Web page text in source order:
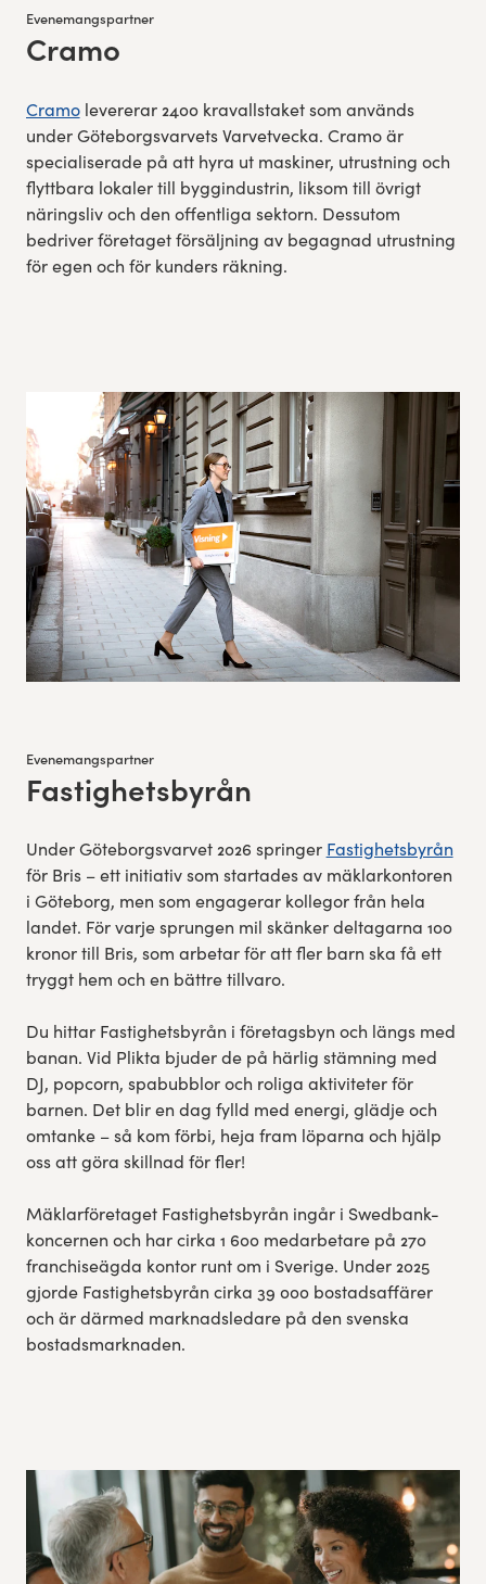
Evenemangspartner
:Cramo
Cramolevererar 2400 kravallstaket som används
under Göteborgsvarvets Varvetvecka. Cramo är
specialiserade på att hyra ut maskiner, utrustning och
flyttbara lokaler till byggindustrin, liksom till övrigt
näringsliv och den offentliga sektorn. Dessutom
bedriver företaget försäljning av begagnad utrustning
för egen och för kunders räkning.
Evenemangspartner
:Fastighetsbyrån
Under Göteborgsvarvet 2026 springer Fastighetsbyrån
för Bris – ett initiativ som startades av mäklarkontoren
i Göteborg, men som engagerar kollegor från hela
landet. För varje sprungen mil skänker deltagarna 100
kronor till Bris, som arbetar för att fler barn ska få ett
tryggt hem och en bättre tillvaro.
Du hittar Fastighetsbyrån i företagsbyn och längs med
banan. Vid Plikta bjuder de på härlig stämning med
DJ, popcorn, spabubblor och roliga aktiviteter för
barnen. Det blir en dag fylld med energi, glädje och
omtanke – så kom förbi, heja fram löparna och hjälp
oss att göra skillnad för fler!
Mäklarföretaget Fastighetsbyrån ingår i Swedbank-
koncernen och har cirka 1 600 medarbetare på 270
franchiseägda kontor runt om i Sverige. Under 2025
gjorde Fastighetsbyrån cirka 39 000 bostadsaffärer
och är därmed marknadsledare på den svenska
bostadsmarknaden.